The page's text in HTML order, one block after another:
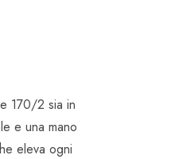
170/2 sia in
e una mano
eleva ogni